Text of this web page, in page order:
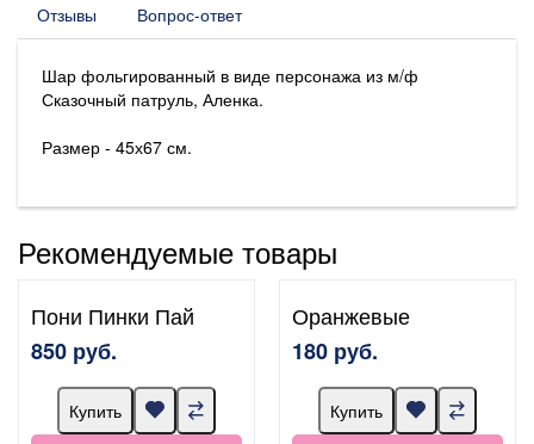
Отзывы Вопрос-ответ
Шар фольгированный в виде персонажа из м/ф
Сказочный патруль, Аленка.
Размер - 45х67 см.
Рекомендуемые товары
Пони Пинки Пай
850 руб.
Купить
Оранжевые
180 руб.
Купить